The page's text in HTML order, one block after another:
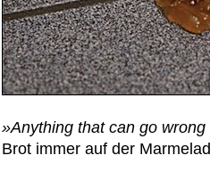
»Anything that can go
Brot immer auf der